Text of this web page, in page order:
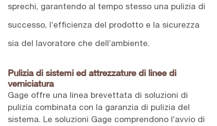
sprechi, garantendo al tempo stesso una pulizia di
successo, l’efficienza del prodotto e la sicurezza
sia del lavoratore che dell’ambiente.
Pulizia di sistemi ed attrezzature di linee di
verniciatura
Gage offre una linea brevettata di soluzioni di
pulizia combinata con la garanzia di pulizia del
sistema. Le soluzioni Gage comprendono l’avvio di